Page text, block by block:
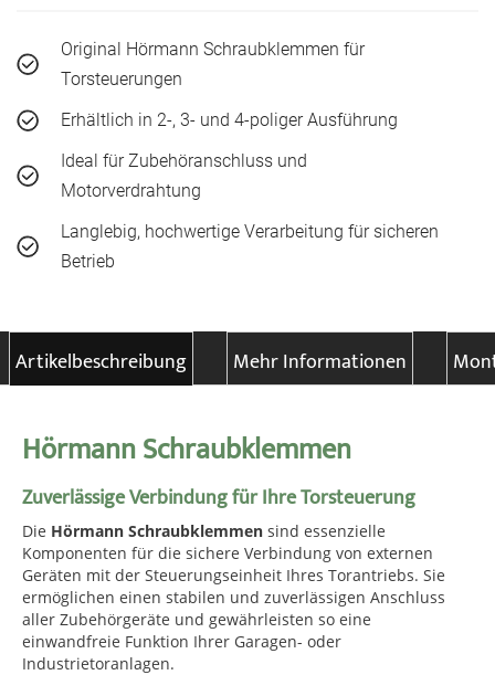
Original Hörmann Schraubklemmen für
Torsteuerungen
Erhältlich in 2-, 3- und 4-poliger Ausführung
Ideal für Zubehöranschluss und
Motorverdrahtung
Langlebig, hochwertige Verarbeitung für sicheren
Betrieb
Artikelbeschreibung Mehr Informationen
Hörmann Schraubklemmen
Zuverlässige Verbindung für Ihre Torsteuerung
Die Hörmann Schraubklemmen sind essenzielle
Komponenten für die sichere Verbindung von externen
Geräten mit der Steuerungseinheit Ihres Torantriebs. Sie
ermöglichen einen stabilen und zuverlässigen Anschluss
aller Zubehörgeräte und gewährleisten so eine
einwandfreie Funktion Ihrer Garagen- oder
Industrietoranlagen.